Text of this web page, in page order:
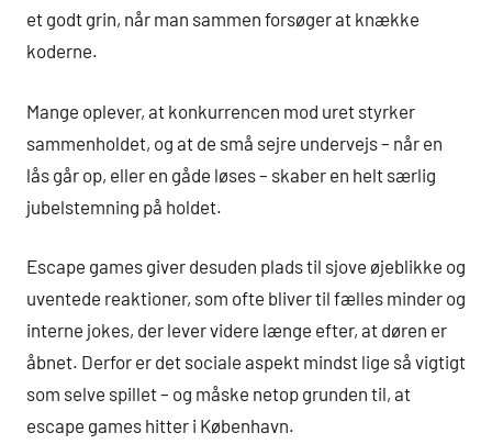
et godt grin, når man sammen forsøger at knække
koderne.
Mange oplever, at konkurrencen mod uret styrker
sammenholdet, og at de små sejre undervejs – når en
lås går op, eller en gåde løses – skaber en helt særlig
jubelstemning på holdet.
Escape games giver desuden plads til sjove øjeblikke og
uventede reaktioner, som ofte bliver til fælles minder og
interne jokes, der lever videre længe efter, at døren er
åbnet. Derfor er det sociale aspekt mindst lige så vigtigt
som selve spillet – og måske netop grunden til, at
escape games hitter i København.